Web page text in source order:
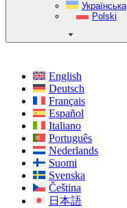
Українська
Polski
English
Deutsch
Français
Español
Italiano
Português
Nederlands
Suomi
Svenska
Čeština
日本語